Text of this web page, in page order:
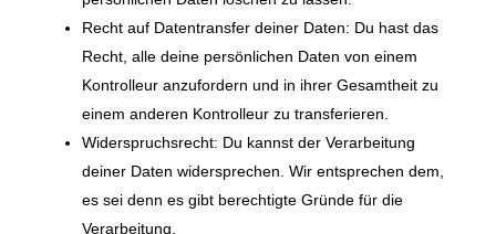
Recht auf Datentransfer deiner Daten: Du hast das
Recht, alle deine persönlichen Daten von einem
Kontrolleur anzufordern und in ihrer Gesamtheit zu
einem anderen Kontrolleur zu transferieren.
Widerspruchsrecht: Du kannst der Verarbeitung
deiner Daten widersprechen. Wir entsprechen dem,
es sei denn es gibt berechtigte Gründe für die
Verarbeitung.